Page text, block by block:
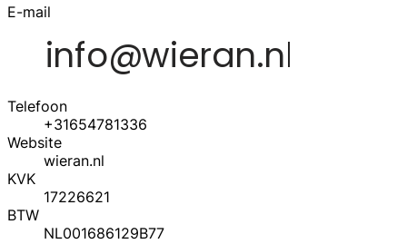
E-mail
Telefoon
+31654781336
Website
wieran.nl
KVK
17226621
BTW
NL001686129B77